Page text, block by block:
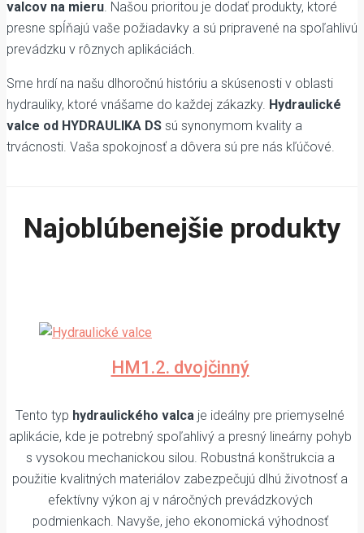
valcov na mieru . Našou prioritou je dodať produkty, ktoré
presne spĺňajú vaše požiadavky a sú pripravené na spoľahlivú
prevádzku v rôznych aplikáciách.
Sme hrdí na našu dlhoročnú históriu a skúsenosti v oblasti
hydrauliky, ktoré vnášame do každej zákazky. Hydraulické
valce od HYDRAULIKA DS sú synonymom kvality a
trvácnosti. Vaša spokojnosť a dôvera sú pre nás kľúčové.
Najoblúbenejšie produkty
HM1.2. dvojčinný
Tento typ hydraulického valca je ideálny pre priemyselné
aplikácie, kde je potrebný spoľahlivý a presný lineárny pohyb
s vysokou mechanickou silou. Robustná konštrukcia a
použitie kvalitných materiálov zabezpečujú dlhú životnosť a
efektívny výkon aj v náročných prevádzkových
podmienkach. Navyše, jeho ekonomická výhodnosť